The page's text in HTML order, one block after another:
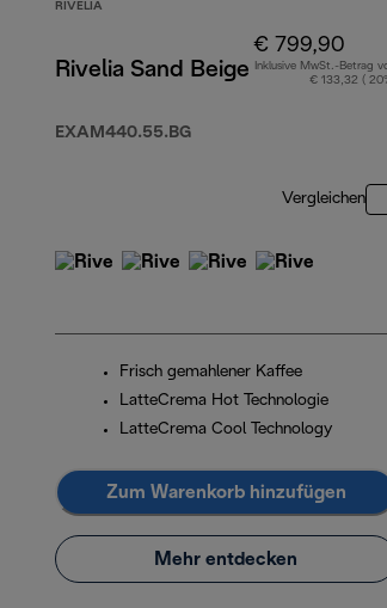
€ 299,90
RIVELIA
Rivelia Sand Beige
EXAM440.55.BG
€ 799,90
Inklusive MwSt.-Betrag
€ 133,32 (
Vergleichen
Frisch gemahlener Kaffee
LatteCrema Hot Technologie
LatteCrema Cool Technology
Zum Warenkorb hinzufügen
Mehr entdecken